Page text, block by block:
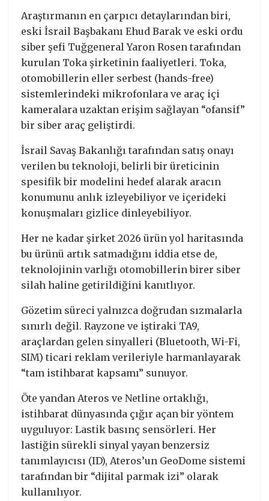
Araştırmanın en çarpıcı detaylarından biri,
eski İsrail Başbakanı Ehud Barak ve eski ordu
siber şefi Tuğgeneral Yaron Rosen tarafından
kurulan Toka şirketinin faaliyetleri. Toka,
otomobillerin eller serbest (hands-free)
sistemlerindeki mikrofonlara ve araç içi
kameralara uzaktan erişim sağlayan “ofansif”
bir siber araç geliştirdi.
İsrail Savaş Bakanlığı tarafından satış onayı
verilen bu teknoloji, belirli bir üreticinin
spesifik bir modelini hedef alarak aracın
konumunu anlık izleyebiliyor ve içerideki
konuşmaları gizlice dinleyebiliyor.
Her ne kadar şirket 2026 ürün yol haritasında
bu ürünü artık satmadığını iddia etse de,
teknolojinin varlığı otomobillerin birer siber
silah haline getirildiğini kanıtlıyor.
Gözetim süreci yalnızca doğrudan sızmalarla
sınırlı değil. Rayzone ve iştiraki TA9,
araçlardan gelen sinyalleri (Bluetooth, Wi-Fi,
SIM) ticari reklam verileriyle harmanlayarak
“tam istihbarat kapsamı” sunuyor.
Öte yandan Ateros ve Netline ortaklığı,
istihbarat dünyasında çığır açan bir yöntem
uyguluyor: Lastik basınç sensörleri. Her
lastiğin sürekli sinyal yayan benzersiz
tanımlayıcısı (ID), Ateros’un GeoDome sistemi
tarafından bir “dijital parmak izi” olarak
kullanılıyor.